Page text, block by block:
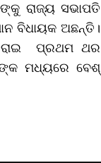
ରାଜ୍ୟ ସଭାପତି
ବିଧାୟକ ଅଛନ୍ତି।
ହରାଇ ପ୍ରଥମ ଥର
ମଧ୍ୟରେ ବେଶ୍